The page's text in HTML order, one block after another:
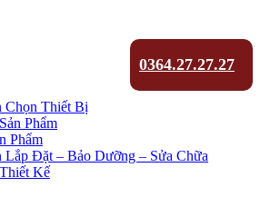
0364.27.27.27
Chọn Thiết Bị
Phẩm
Phẩm
Lắp Đặt – Bảo Dưỡng – Sửa Chữa
Kế